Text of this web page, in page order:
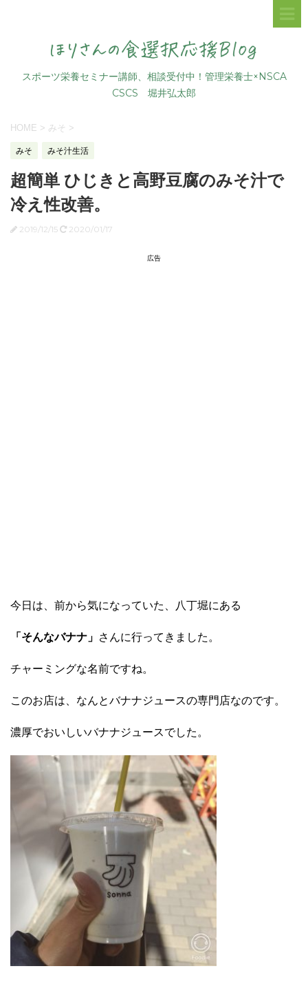
スポーツ栄養セミナー講師、相談受付中！管理栄養士×NSCA
CSCS 堀井弘太郎
HOME > みそ >
みそ みそ汁生活
超簡単 ひじきと高野豆腐のみそ汁で
冷え性改善。
2019/12/15 2020/01/17
広告
今日は、前から気になっていた、八丁堀にある
「そんなバナナ」 さんに行ってきました。
チャーミングな名前ですね。
このお店は、なんとバナナジュースの専門店なのです。
濃厚でおいしいバナナジュースでした。